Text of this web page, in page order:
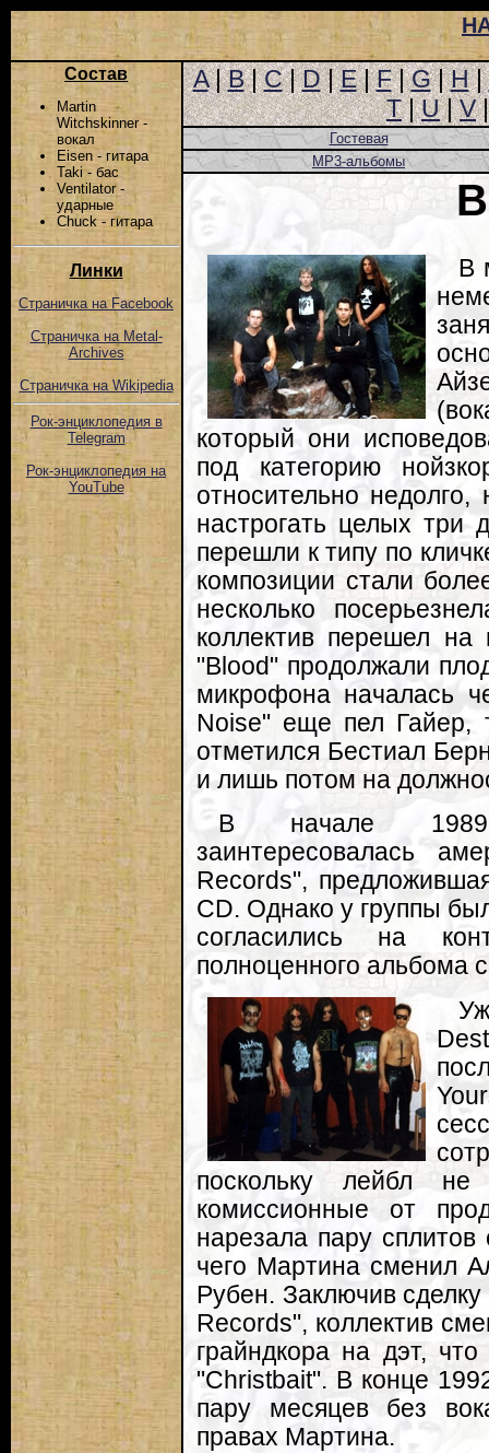
Состав
Martin
Witchskinner -
вокал
Eisen - гитара
Taki - бас
Ventilator -
ударные
Chuck - гитара
Линки
Страничка на Facebook
Страничка на Metal-
Archives
Страничка на Wikipedia
Рок-энциклопедия в
Telegram
Рок-энциклопедия на
YouTube
A|B|C|D|E|F|G|H|
T|U|V
Гостевая
MP3-альбомы
В
который они
под категорию
относительно
настрогать целых три
перешли к типу по
композиции стали
несколько
коллектив перешел
"Blood" продолжали
микрофона началась
Noise" еще пел Гайер,
отметился Бестиал
и лишь потом на
В начале 1989-
заинтересовалась
Records",
CD. Однако у группы
согласились на
полноценного альбома
поскольку лейбл
комиссионные от
нарезала пару сплитов
чего Мартина сменил
Рубен. Заключив
Records", коллектив
грайндкора на дэт,
"Christbait". В конце
пару месяцев без
правах Мартина.